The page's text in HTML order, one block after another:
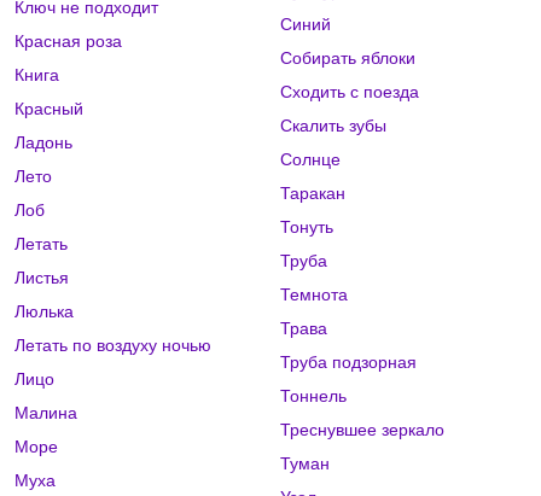
Ключ не подходит
Красная роза
Книга
Красный
Ладонь
Лето
Лоб
Летать
Листья
Люлька
Летать по воздуху ночью
Лицо
Малина
Море
Муха
Синий
Собирать яблоки
Сходить с поезда
Скалить зубы
Солнце
Таракан
Тонуть
Труба
Темнота
Трава
Труба подзорная
Тоннель
Треснувшее зеркало
Туман